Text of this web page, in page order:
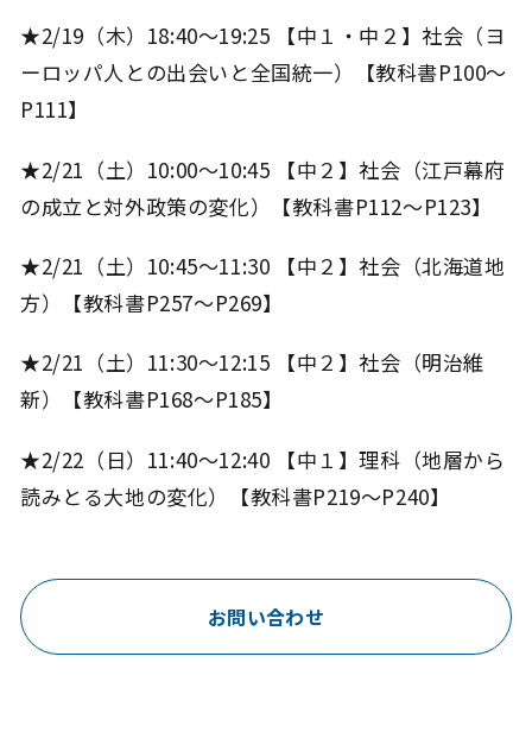
★2/19（木）18:40～19:25 【中１・中２】社会（ヨ
ーロッパ人との出会いと全国統一）【教科書P100～
P111】
★2/21（土）10:00～10:45 【中２】社会（江戸幕府
の成立と対外政策の変化）【教科書P112～P123】
★2/21（土）10:45～11:30 【中２】社会（北海道地
方）【教科書P257～P269】
★2/21（土）11:30～12:15 【中２】社会（明治維
新）【教科書P168～P185】
★2/22（日）11:40～12:40 【中１】理科（地層から
読みとる大地の変化）【教科書P219～P240】
お問い合わせ